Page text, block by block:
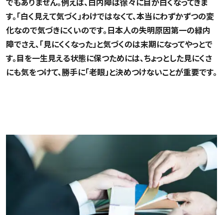
す。「白く見えて気づく」わけではなくて、本当にわずかずつの変
化なので気づきにくいのです。日本人の失明原因第一の緑内
障でさえ、「見にくくなった」と気づくのは末期になってやっとで
す。目を一生見える状態に保つためには、ちょっとした見にくさ
にも気をつけて、勝手に「老眼」と決めつけないことが重要です。